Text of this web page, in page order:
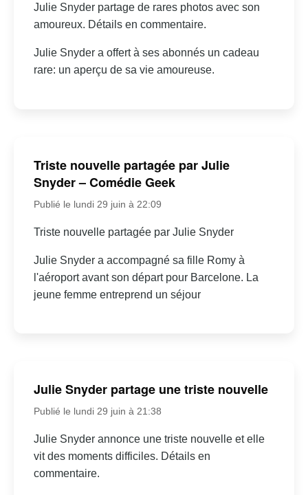
Julie Snyder partage de rares photos avec son
amoureux. Détails en commentaire.
Julie Snyder a offert à ses abonnés un cadeau
rare: un aperçu de sa vie amoureuse.
Triste nouvelle partagée par Julie
Snyder – Comédie Geek
Publié le lundi 29 juin à 22:09
Triste nouvelle partagée par Julie Snyder
Julie Snyder a accompagné sa fille Romy à
l'aéroport avant son départ pour Barcelone. La
jeune femme entreprend un séjour
Julie Snyder partage une triste nouvelle
Publié le lundi 29 juin à 21:38
Julie Snyder annonce une triste nouvelle et elle
vit des moments difficiles. Détails en
commentaire.